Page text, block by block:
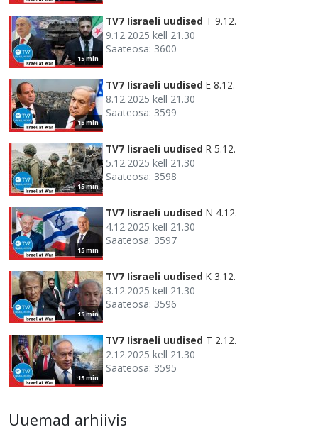
15 min
TV7 Iisraeli uudised T 9.12.
9.12.2025 kell 21.30
Saateosa: 3600
15 min
TV7 Iisraeli uudised E 8.12.
8.12.2025 kell 21.30
Saateosa: 3599
15 min
TV7 Iisraeli uudised R 5.12.
5.12.2025 kell 21.30
Saateosa: 3598
15 min
TV7 Iisraeli uudised N 4.12.
4.12.2025 kell 21.30
Saateosa: 3597
15 min
TV7 Iisraeli uudised K 3.12.
3.12.2025 kell 21.30
Saateosa: 3596
15 min
TV7 Iisraeli uudised T 2.12.
2.12.2025 kell 21.30
Saateosa: 3595
Uuemad arhiivis